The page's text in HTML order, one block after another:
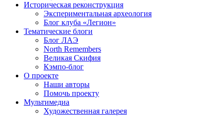
Историческая реконструкция
Экспериментальная археология
Блог клуба «Легион»
Тематические блоги
Блог ЛАЭ
North Remembers
Великая Скифия
Кэмпо-блог
О проекте
Наши авторы
Помочь проекту
Мультимедиа
Художественная галерея